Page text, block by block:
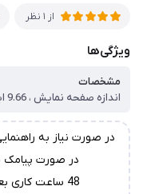
از 1 نظر
ویژگی‌ها
مشخصات
در صورت نیاز به
در صورت
48 ساعت کاری بعد سفارش واتساپ پیغام بگذارید